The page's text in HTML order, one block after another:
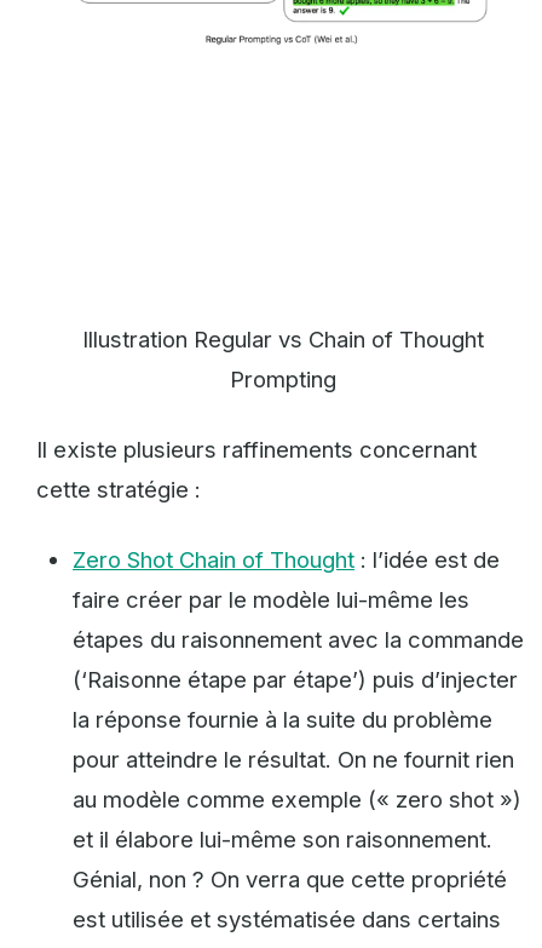
Illustration Regular vs Chain of Thought
Prompting
Il existe plusieurs raffinements concernant
cette stratégie :
Zero Shot Chain of Thought : l’idée est de
faire créer par le modèle lui-même les
étapes du raisonnement avec la commande
(‘Raisonne étape par étape’) puis d’injecter
la réponse fournie à la suite du problème
pour atteindre le résultat. On ne fournit rien
au modèle comme exemple (« zero shot »)
et il élabore lui-même son raisonnement.
Génial, non ? On verra que cette propriété
est utilisée et systématisée dans certains